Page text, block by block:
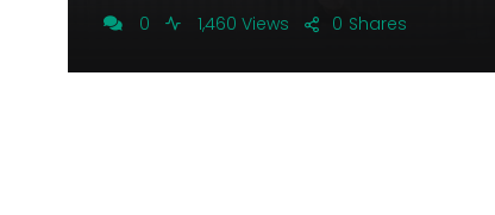
0
1,460 Views Shares
0